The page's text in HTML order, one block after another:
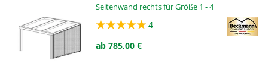
Seitenwand rechts für Größe 1 - 4
4
ab 785,00 €